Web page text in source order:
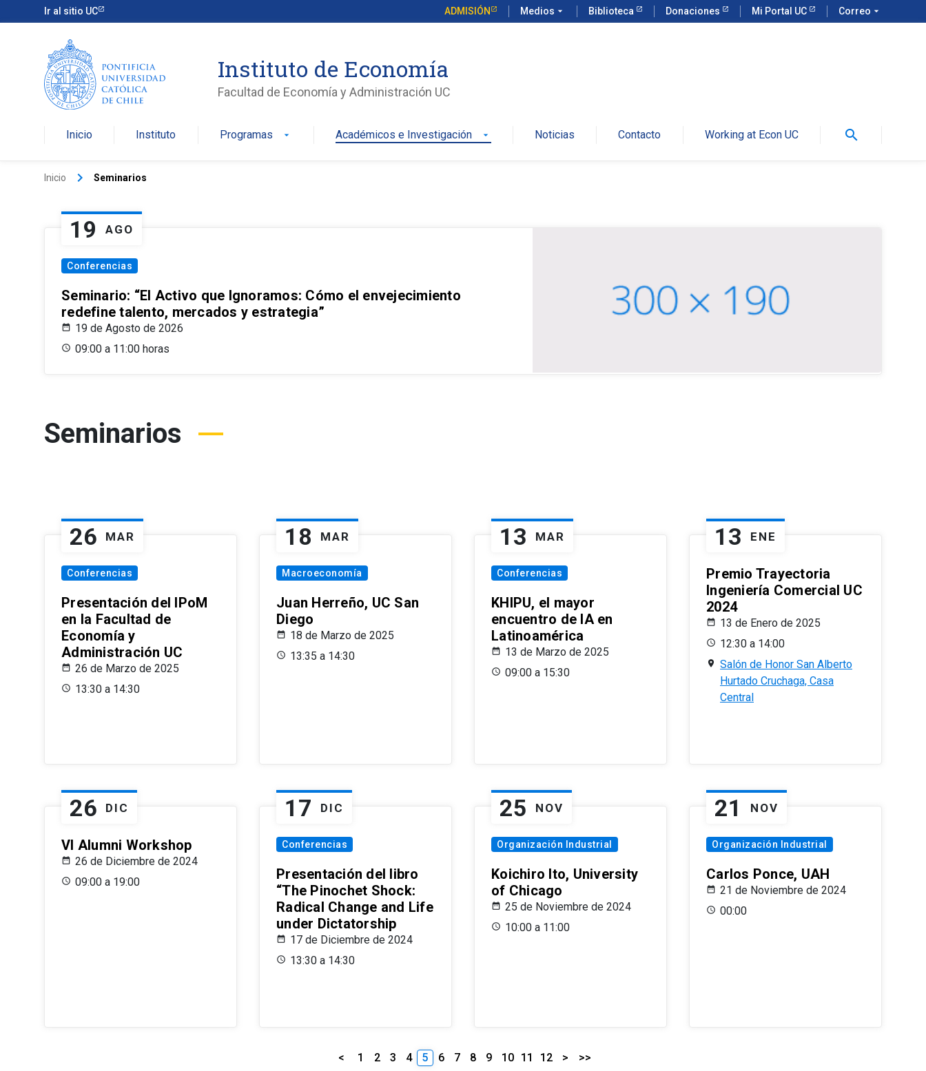
Ir al sitio UC ADMISIÓN Medios arrow_drop_down Biblioteca Donaciones Mi Portal UC Correo arrow_drop_down
Instituto de Economía
Facultad de Economía y Administración UC
Inicio Instituto Programas arrow_drop_down Académicos e Investigación arrow_drop_down Noticias Contacto Working at Econ UC search
Inicio keyboard_arrow_right Seminarios
19 AGO
Conferencias
Seminario: “El Activo que Ignoramos: Cómo el envejecimiento
redefine talento, mercados y estrategia”
19 de Agosto de 2026
09:00 a 11:00 horas
Seminarios
26 MAR
Conferencias
Presentación del IPoM
en la Facultad de
Economía y
Administración UC
26 de Marzo de 2025
13:30 a 14:30
18 MAR
Macroeconomía
Juan Herreño, UC San
Diego
18 de Marzo de 2025
13:35 a 14:30
13 MAR
Conferencias
KHIPU, el mayor
encuentro de IA en
Latinoamérica
13 de Marzo de 2025
09:00 a 15:30
13 ENE
Premio Trayectoria
Ingeniería Comercial UC
2024
13 de Enero de 2025
12:30 a 14:00
Salón de Honor San Alberto
Hurtado Cruchaga, Casa
Central
26 DIC
VI Alumni Workshop
26 de Diciembre de 2024
09:00 a 19:00
17 DIC
Conferencias
Presentación del libro
“The Pinochet Shock:
Radical Change and Life
under Dictatorship
17 de Diciembre de 2024
13:30 a 14:30
25 NOV
Organización Industrial
Koichiro Ito, University
of Chicago
25 de Noviembre de 2024
10:00 a 11:00
21 NOV
Organización Industrial
Carlos Ponce, UAH
21 de Noviembre de 2024
00:00
< 1 2 3 4 5 6 7 8 9 10 11 12 > >>